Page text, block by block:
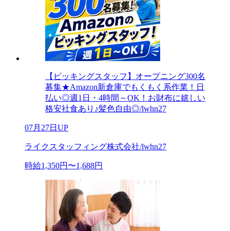
【ピッキングスタッフ】オープニング300名
募集★Amazon新倉庫でもくもく系作業！日
払い◎週1日・4時間～OK！お財布に嬉しい
格安社食あり♪髪色自由◎/lwhn27
07月27日UP
ライクスタッフィング株式会社/lwhn27
時給1,350円〜1,688円